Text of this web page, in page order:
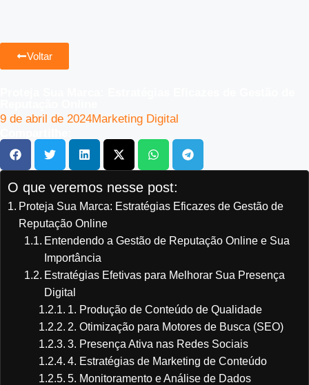
Voltar
9 de abril de 2024Marketing Digital
O que veremos nesse post:
Proteja Sua Marca: Estratégias Eficazes de Gestão de
Reputação Online
Entendendo a Gestão de Reputação Online e Sua
Importância
Estratégias Efetivas para Melhorar Sua Presença
Digital
1. Produção de Conteúdo de Qualidade
2. Otimização para Motores de Busca (SEO)
3. Presença Ativa nas Redes Sociais
4. Estratégias de Marketing de Conteúdo
5. Monitoramento e Análise de Dados